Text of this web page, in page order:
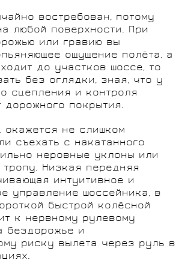
востребован, потому
любой поверхности. При
или гравию вы
ощущение полёта, а
до участков шоссе, то
без оглядки, зная, что у
сцепления и контроля
дорожного покрытия.
окажется не слишком
съехать с накатанного
неровные уклоны или
Низкая передняя
интуитивное и
управление шоссейника, в
быстрой колёсной
к нервному рулевому
бездорожье и
риску вылета через руль в